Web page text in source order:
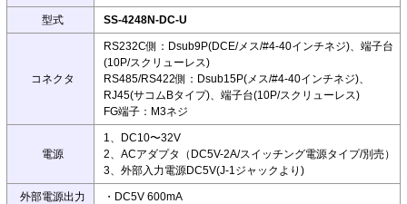
型式 SS-4248N-DC-U
コネクタ
RS232C側：Dsub9P(DCE/メス/#4-40インチネジ)、端子台
(10P/スクリューレス)
RS485/RS422側：Dsub15P(メス/#4-40インチネジ)、
RJ45(サコムBタイプ)、端子台(10P/スクリューレス)
FG端子：M3ネジ
電源
1、DC10〜32V
2、ACアダプタ（DC5V-2A/スイッチング電源タイプ/別売）
3、外部入力電源DC5V(J-1ジャックより)
外部電源出力 ・DC5V 600mA